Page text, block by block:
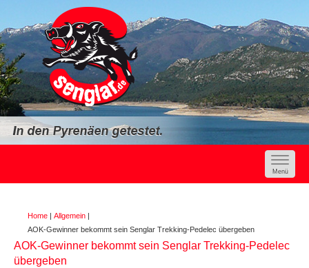
Toggle
Menü
Home | Allgemein |
AOK-Gewinner bekommt sein Senglar Trekking-Pedelec übergeben
AOK-Gewinner bekommt sein Senglar Trekking-Pedelec
übergeben